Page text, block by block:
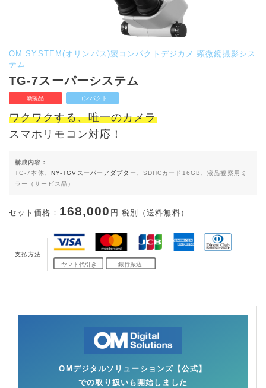
OM SYSTEM(オリンパス)製コンパクトデジカメ 顕微鏡撮影シス
テム
TG-7スーパーシステム
ワクワクする、唯一のカメラ
スマホリモコン対応！
構成内容：
TG-7本体、 NY-TGVスーパーアダプター
、SDHCカード16GB、液晶観察用ミ
ラー（サービス品）
セット価格： 168,000 円 税別（送料無料）
支払方法
OMデジタルソリューションズ【公式】
での取り扱いも開始しました